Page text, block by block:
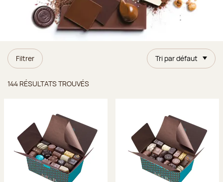
Filtrer Tri par défaut
144 RÉSULTATS TROUVÉS